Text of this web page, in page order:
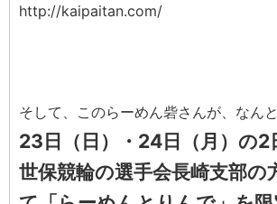
http://kaipaitan.com/
そして、このらーめん砦さんが、なん
23日（日）・24日（月）の2
世保競輪の選手会長崎支部の